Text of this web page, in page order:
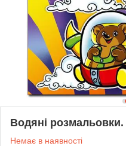
Водяні
Немає в наявності